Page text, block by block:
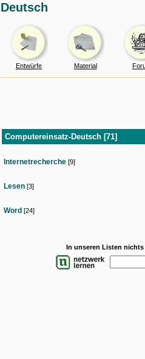
Deutsch
Entwürfe Material
Computereinsatz-Deutsch [71]
Internetrecherche [9]
Lesen [3]
Word [24]
In unseren Listen